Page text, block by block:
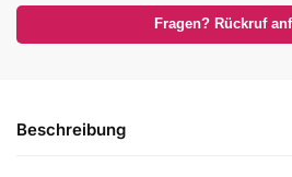
Fragen? Rückruf
Beschreibung